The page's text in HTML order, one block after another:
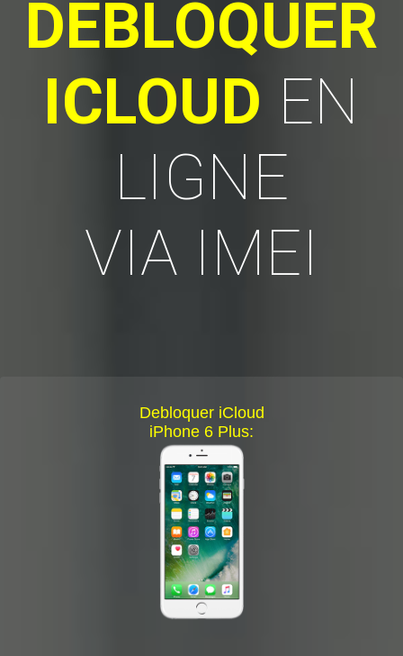
DEBLOQUER
ICLOUD EN
LIGNE
VIA IMEI
Debloquer iCloud
iPhone 6 Plus: